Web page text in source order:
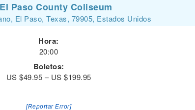
Paso County Coliseum
El Paso, Texas, 79905, Estados Unidos
Hora:
20:00
Boletos:
US $49.95 – US $199.95
[Reportar Error]